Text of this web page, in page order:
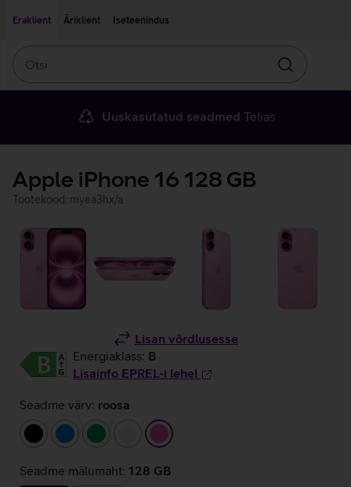
Eraklient
Äriklient Iseteenindus
Otsin
Uuskasutatud seadmed Telias
Apple iPhone 16 128 GB
Tootekood: myea3hx/a
Lisan võrdlusesse
Energiaklass: B
Lisainfo EPREL-i lehel
Seadme värv: roosa
must
sinine rohelinevalge roosa
Seadme mälumaht: 128 GB